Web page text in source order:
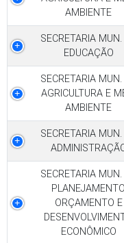
AMBIENTE
SECRETARIA MUN.
EDUCAÇÃO
SECRETARIA MUN.
AGRICULTURA E
AMBIENTE
SECRETARIA MUN.
SECRETARIA MUN.
PLANEJAMENTO
ORÇAMENTO E
ECONÔMICO